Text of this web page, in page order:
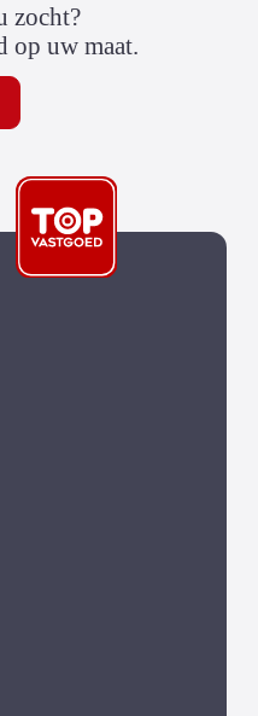
zocht?
op uw maat.